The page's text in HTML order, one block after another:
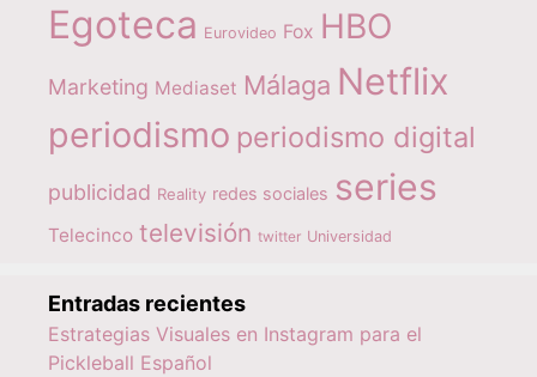
Egoteca Eurovideo Fox HBO
Marketing Mediaset Málaga Netflix
periodismo periodismo digital
publicidad Reality redes sociales series
Telecinco televisión twitter Universidad
Entradas recientes
Estrategias Visuales en Instagram para el
Pickleball Español